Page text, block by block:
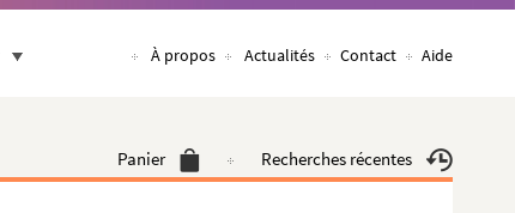
À propos Actualités Contact Aide
Panier Recherches récentes